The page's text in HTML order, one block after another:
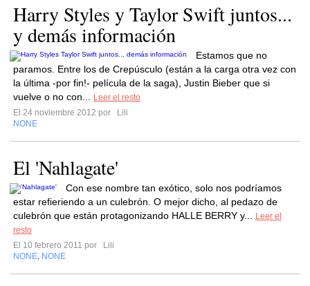
Harry Styles y Taylor Swift juntos...
y demás información
Estamos que no
paramos. Entre los de Crepúsculo (están a la carga otra vez con
la última -por fin!- película de la saga), Justin Bieber que si
vuelve o no con...
Leer el resto
El 24 noviembre 2012 por
Lili
NONE
El 'Nahlagate'
Con ese nombre tan exótico, solo nos podríamos
estar refieriendo a un culebrón. O mejor dicho, al pedazo de
culebrón que están protagonizando HALLE BERRY y...
Leer el
resto
El 10 febrero 2011 por
Lili
NONE NONE